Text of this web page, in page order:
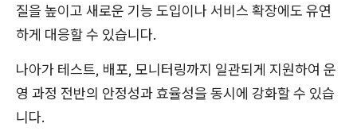
질을 높이고 새로운 기능 도입이나 서비스 확장에도 유연
하게 대응할 수 있습니다.
나아가 테스트, 배포, 모니터링까지 일관되게 지원하여 운
영 과정 전반의 안정성과 효율성을 동시에 강화할 수 있습
니다.